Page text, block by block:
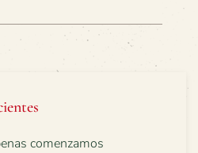
comenzamos